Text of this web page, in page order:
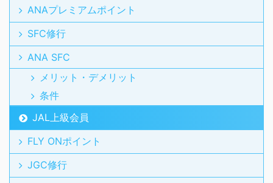
ANAプレミアムポイント
SFC修行
ANA SFC
メリット・デメリット
条件
JAL上級会員
FLY ONポイント
JGC修行